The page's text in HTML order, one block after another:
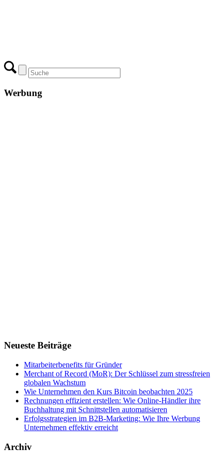
Werbung
Neueste Beiträge
Mitarbeiterbenefits für Gründer
Merchant of Record (MoR): Der Schlüssel zum stressfreien
globalen Wachstum
Wie Unternehmen den Kurs Bitcoin beobachten 2025
Rechnungen effizient erstellen: Wie Online-Händler ihre
Buchhaltung mit Schnittstellen automatisieren
Erfolgsstrategien im B2B-Marketing: Wie Ihre Werbung
Unternehmen effektiv erreicht
Archiv